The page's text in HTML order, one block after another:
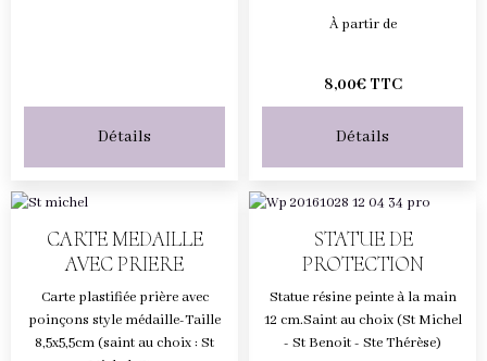
Détails
À partir de
8,00€ TTC
Détails
CARTE MEDAILLE
AVEC PRIERE
Carte plastifiée prière avec
poinçons style médaille-Taille
8,5x5,5cm (saint au choix : St
STATUE DE
PROTECTION
Statue résine peinte à la main
12 cm.Saint au choix (St Michel
- St Benoit - Ste Thérèse)